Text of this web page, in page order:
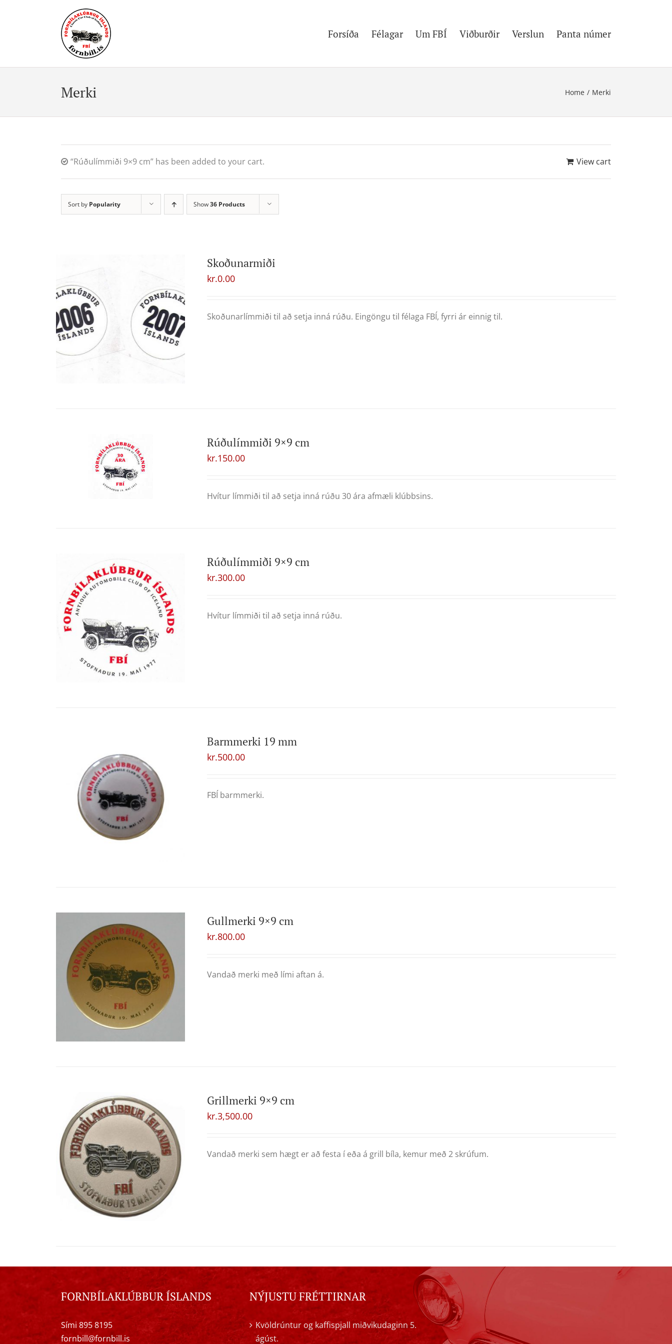
Forsíða Félagar Um FBÍ Viðburðir Verslun Panta númer
Merki Home / Merki
View cart
“Rúðulímmiði 9×9 cm” has been added to your cart.
Sort by Popularity Show36 Products
Skoðunarmiði
kr.0.00
Skoðunarlímmiði til að setja inná rúðu. Eingöngu til félaga FBÍ, fyrri ár einnig til.
Rúðulímmiði 9×9 cm
kr.150.00
Hvítur límmiði til að setja inná rúðu 30 ára afmæli klúbbsins.
Rúðulímmiði 9×9 cm
kr.300.00
Hvítur límmiði til að setja inná rúðu.
Barmmerki 19 mm
kr.500.00
FBÍ barmmerki.
Gullmerki 9×9 cm
kr.800.00
Vandað merki með lími aftan á.
Grillmerki 9×9 cm
kr.3,500.00
Vandað merki sem hægt er að festa í eða á grill bíla, kemur með 2 skrúfum.
FORNBÍLAKLÚBBUR ÍSLANDS
Sími 895 8195
fornbill@fornbill.is
NÝJUSTU FRÉTTIRNAR
Kvöldrúntur og kaffispjall miðvikudaginn 5.
ágúst.